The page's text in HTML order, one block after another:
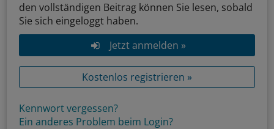
den vollständigen Beitrag können Sie lesen, sobald
Sie sich eingeloggt haben.
Jetzt anmelden »
Kostenlos registrieren »
Kennwort vergessen?
Ein anderes Problem beim Login?